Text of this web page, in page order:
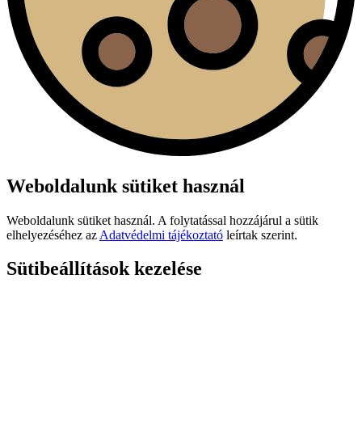
Weboldalunk sütiket használ
Weboldalunk sütiket használ. A folytatással hozzájárul a sütik
elhelyezéséhez az Adatvédelmi tájékoztató leírtak szerint.
Sütibeállítások kezelése